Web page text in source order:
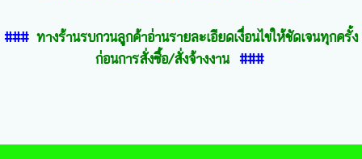
### ทางร้านรบกวนลูกค้าอ่านรายละเอียดเงื่อนไขให้ชัดเจนทุกครั้ง
ก่อนการสั่งซื้อ/สั่งจ้างงาน###